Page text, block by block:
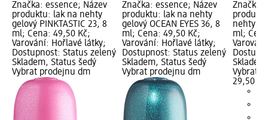
Značka: essence; Název
produktu: lak na nehty
gelový PINKTASTIC 23, 8
ml; Cena: 49,50 Kč;
Varování: Hořlavé látky;
Dostupnost: Status zelený
Skladem, Status šedý
Vybrat prodejnu dm
Značka: essence; Název
produktu: lak na nehty
gelový OCEAN EYES 36, 8
ml; Cena: 49,50 Kč;
Varování: Hořlavé látky;
Dostupnost: Status zelený
Skladem, Status šedý
Vybrat prodejnu dm
Značka:
nehty
ml;
Vybrat
29,50 Kč